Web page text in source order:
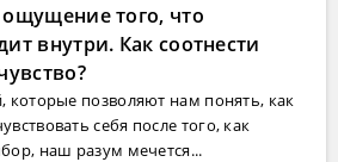
того, что
внутри. Как соотнести
которые позволяют нам понять, как
себя после того, как
наш разум мечется...